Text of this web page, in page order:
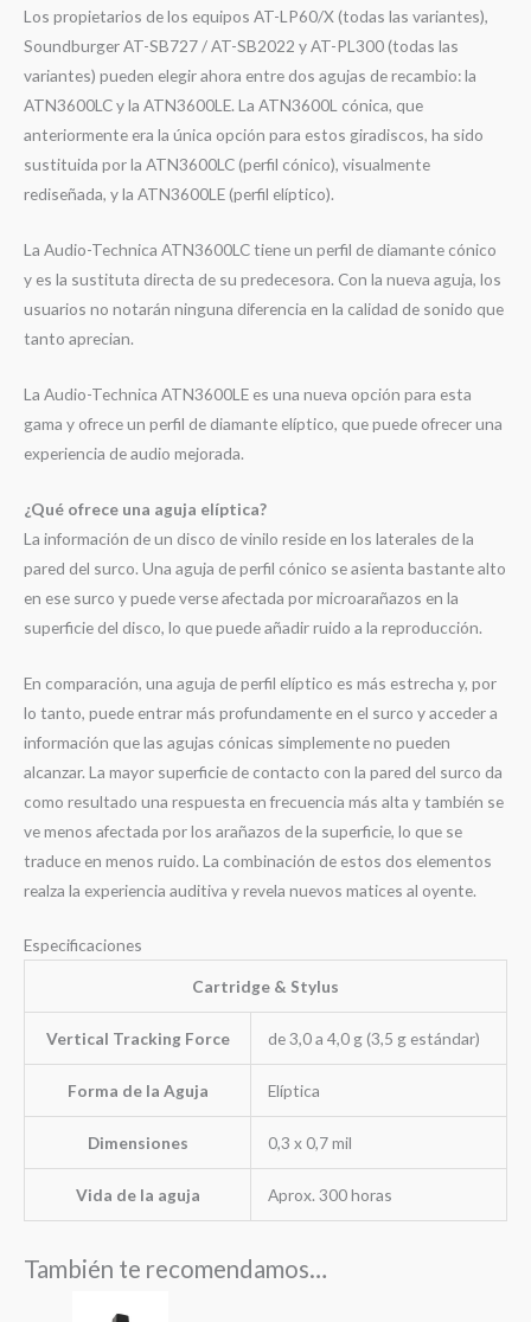
Los propietarios de los equipos AT-LP60/X (todas las variantes),
Soundburger AT-SB727 / AT-SB2022 y AT-PL300 (todas las
variantes) pueden elegir ahora entre dos agujas de recambio: la
ATN3600LC y la ATN3600LE. La ATN3600L cónica, que
anteriormente era la única opción para estos giradiscos, ha sido
sustituida por la ATN3600LC (perfil cónico), visualmente
rediseñada, y la ATN3600LE (perfil elíptico).
La Audio-Technica ATN3600LC tiene un perfil de diamante cónico
y es la sustituta directa de su predecesora. Con la nueva aguja, los
usuarios no notarán ninguna diferencia en la calidad de sonido que
tanto aprecian.
La Audio-Technica ATN3600LE es una nueva opción para esta
gama y ofrece un perfil de diamante elíptico, que puede ofrecer una
experiencia de audio mejorada.
¿Qué ofrece una aguja elíptica?
La información de un disco de vinilo reside en los laterales de la
pared del surco. Una aguja de perfil cónico se asienta bastante alto
en ese surco y puede verse afectada por microarañazos en la
superficie del disco, lo que puede añadir ruido a la reproducción.
En comparación, una aguja de perfil elíptico es más estrecha y, por
lo tanto, puede entrar más profundamente en el surco y acceder a
información que las agujas cónicas simplemente no pueden
alcanzar. La mayor superficie de contacto con la pared del surco da
como resultado una respuesta en frecuencia más alta y también se
ve menos afectada por los arañazos de la superficie, lo que se
traduce en menos ruido. La combinación de estos dos elementos
realza la experiencia auditiva y revela nuevos matices al oyente.
Especificaciones
Cartridge & Stylus
Vertical Tracking Force de 3,0 a 4,0 g (3,5 g estándar)
Forma de la Aguja Elíptica
Dimensiones 0,3 x 0,7 mil
Vida de la aguja Aprox. 300 horas
También te recomendamos…